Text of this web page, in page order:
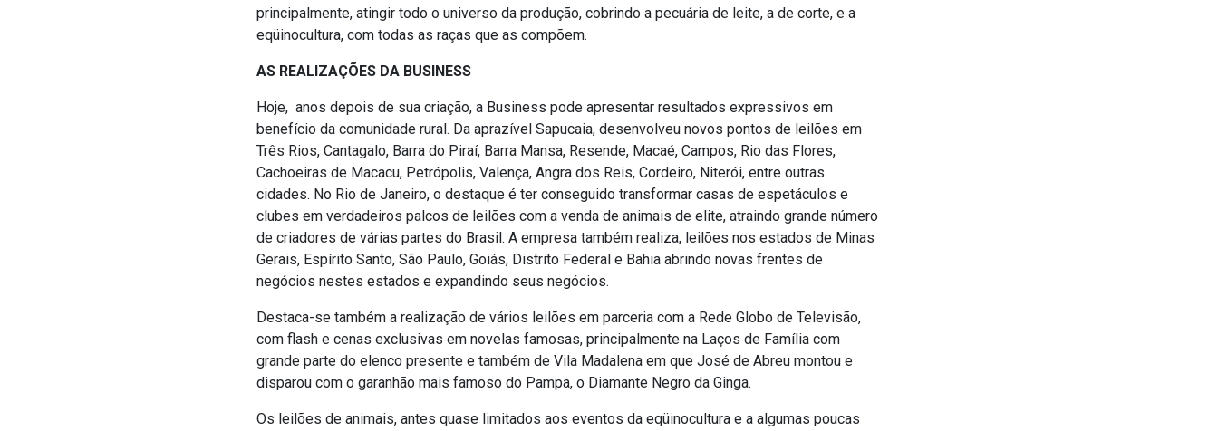
principalmente, atingir todo o universo da produção, cobrindo a pecuária de leite, a de corte, e a
eqüinocultura, com todas as raças que as compõem.
AS REALIZAÇÕES DA BUSINESS
Hoje, anos depois de sua criação, a Business pode apresentar resultados expressivos em
benefício da comunidade rural. Da aprazível Sapucaia, desenvolveu novos pontos de leilões em
Três Rios, Cantagalo, Barra do Piraí, Barra Mansa, Resende, Macaé, Campos, Rio das Flores,
Cachoeiras de Macacu, Petrópolis, Valença, Angra dos Reis, Cordeiro, Niterói, entre outras
cidades. No Rio de Janeiro, o destaque é ter conseguido transformar casas de espetáculos e
clubes em verdadeiros palcos de leilões com a venda de animais de elite, atraindo grande número
de criadores de várias partes do Brasil. A empresa também realiza, leilões nos estados de Minas
Gerais, Espírito Santo, São Paulo, Goiás, Distrito Federal e Bahia abrindo novas frentes de
negócios nestes estados e expandindo seus negócios.
Destaca-se também a realização de vários leilões em parceria com a Rede Globo de Televisão,
com flash e cenas exclusivas em novelas famosas, principalmente na Laços de Família com
grande parte do elenco presente e também de Vila Madalena em que José de Abreu montou e
disparou com o garanhão mais famoso do Pampa, o Diamante Negro da Ginga.
Os leilões de animais, antes quase limitados aos eventos da eqüinocultura e a algumas poucas